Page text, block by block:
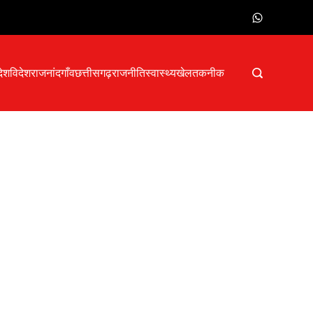
विदेशराजनांदगाँवछत्तीसगढ़राजनीतिस्वास्थ्यखेलतकनीक